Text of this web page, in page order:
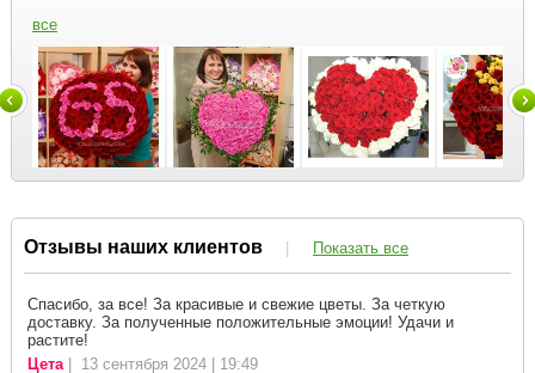
все
Отзывы наших клиентов | Показать все
Спасибо, за все! За красивые и свежие цветы. За четкую
доставку. За полученные положительные эмоции! Удачи и
растите!
Цета| 13 сентября 2024 | 19:49